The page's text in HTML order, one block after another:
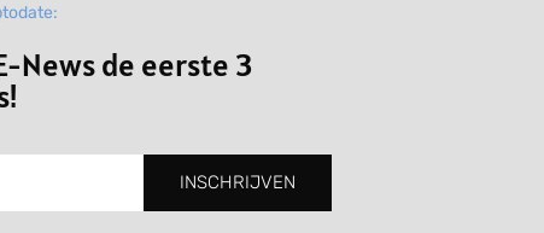
News de eerste 3
INSCHRIJVEN